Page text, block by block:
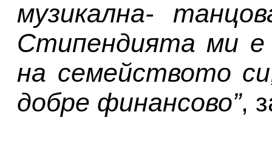
музикална-
Стипендията ми
на семейството
добре финансово”,